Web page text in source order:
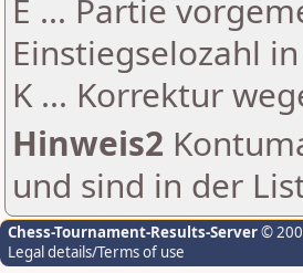
E ... Partie
Einstiegselozahl
K ... Korrektur
Hinweis2
und sind in der
Chess-Tournament-Results-Server©
Legal details/Terms of use